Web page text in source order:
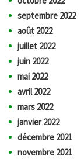
septembre 2022
août 2022
juillet 2022
juin 2022
mai 2022
avril 2022
mars 2022
janvier 2022
décembre 2021
novembre 2021